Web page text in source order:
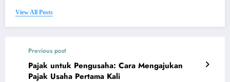
View All Posts
Previous post
Pajak untuk Pengusaha: Cara Mengajukan
Pajak Usaha Pertama Kali